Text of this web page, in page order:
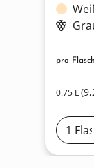
0.75 L
pro